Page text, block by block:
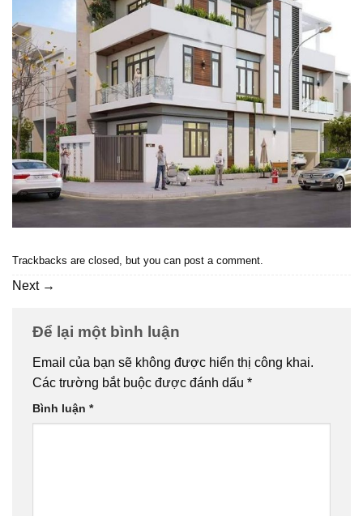
Trackbacks are closed, but you can post a comment
Next →
Để lại một bình luận
Email của bạn sẽ không được hiển thị công khai.
Các trường bắt buộc được đánh dấu *
Bình luận *